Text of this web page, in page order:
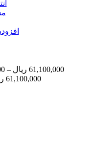
61,100,000 ریال –
61,100,000 ریال تا 902,400,000 ریال